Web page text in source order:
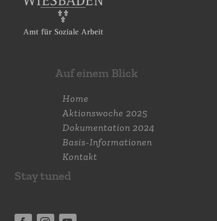
Auf einem Blick
Home
Aktions­woche 2025
Dokumen­tation 2024
Basis-Informationen
Kontakt
Stay tuned